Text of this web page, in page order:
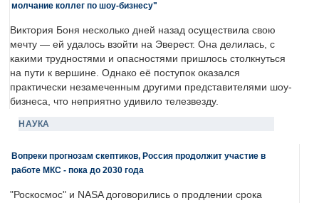
молчание коллег по шоу-бизнесу"
Виктория Боня несколько дней назад осуществила свою
мечту — ей удалось взойти на Эверест. Она делилась, с
какими трудностями и опасностями пришлось столкнуться
на пути к вершине. Однако её поступок оказался
практически незамеченным другими представителями шоу-
бизнеса, что неприятно удивило телезвезду.
НАУКА
Вопреки прогнозам скептиков, Россия продолжит участие в
работе МКС - пока до 2030 года
"Роскосмос" и NASA договорились о продлении срока